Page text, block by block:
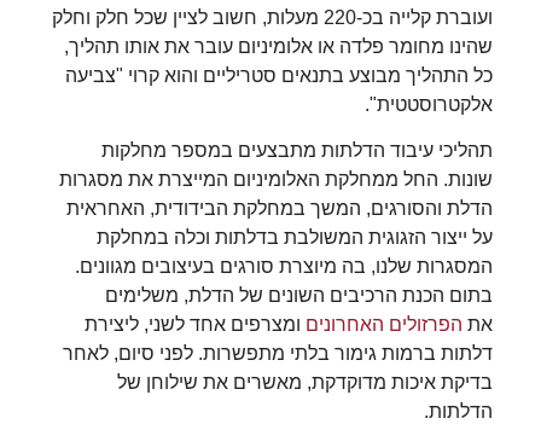
ועוברת קלייה בכ-220 מעלות, חשוב לציין שכל חלק וחלק
שהינו מחומר פלדה או אלומיניום עובר את אותו תהליך,
כל התהליך מבוצע בתנאים סטריליים והוא קרוי "צביעה
אלקטרוסטטית".
תהליכי עיבוד הדלתות מתבצעים במספר מחלקות
שונות. החל ממחלקת האלומיניום המייצרת את מסגרות
הדלת והסורגים, המשך במחלקת הבידודית, האחראית
על ייצור הזגוגית המשולבת בדלתות וכלה במחלקת
המסגרות שלנו, בה מיוצרת סורגים בעיצובים מגוונים.
בתום הכנת הרכיבים השונים של הדלת, משלימים
הפרזולים האחרוניםומצרפים אחד לשני, ליצירת
דלתות ברמות גימור בלתי מתפשרות. לפני סיום, לאחר
בדיקת איכות מדוקדקת, מאשרים את שילוחן של
הדלתות.